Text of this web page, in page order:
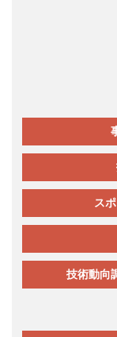
ス
技術動向